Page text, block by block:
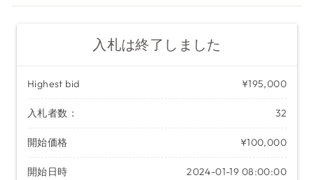
入札は終了しました
Highest bid ¥195,000
入札者数： 32
開始価格 ¥100,000
開始日時 2024-01-19 08:00:00